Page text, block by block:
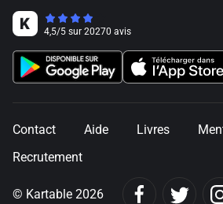
4,5/5 sur 20270 avis
Contact Aide Livres
Recrutement
© Kartable 2026